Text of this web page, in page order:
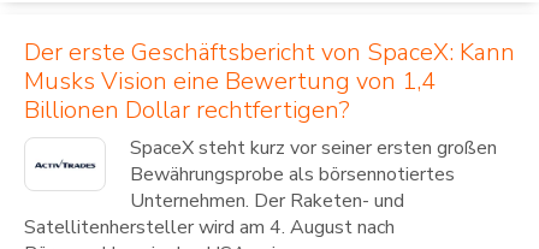
Der erste Geschäftsbericht von SpaceX: Kann
Musks Vision eine Bewertung von 1,4
Billionen Dollar rechtfertigen?
SpaceX steht kurz vor seiner ersten großen
Bewährungsprobe als börsennotiertes
Unternehmen. Der Raketen- und
Satellitenhersteller wird am 4. August nach